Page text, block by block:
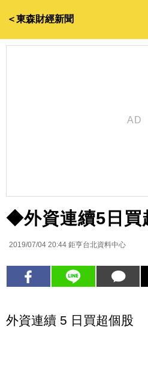
＜東森財經新聞
◆外資連續5日買
2019/07/04 20:44 鉅亨台北資料中心
外資連續 5 日買超個股